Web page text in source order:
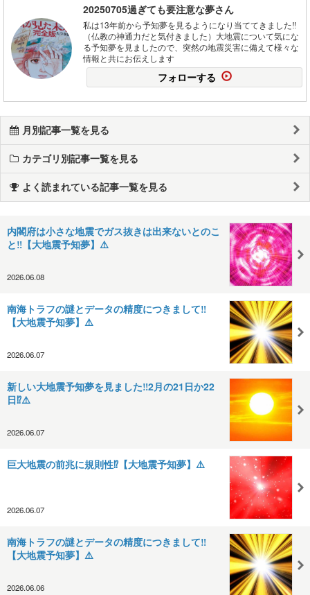
20250705過ぎても要注意な夢さん
私は13年前から予知夢を見るようになり当ててきました‼️
（仏教の神通力だと気付きました）大地震について気にな
る予知夢を見ましたので、突然の地震災害に備えて様々な
情報と共にお伝えします
フォローする
月別記事一覧を見る
カテゴリ別記事一覧を見る
よく読まれている記事一覧を見る
内閣府は小さな地震でガス抜きは出来ないとのこ
と‼️【大地震予知夢】⚠️
2026.06.08
南海トラフの謎とデータの精度につきまして‼️
【大地震予知夢】⚠️
2026.06.07
新しい大地震予知夢を見ました‼️2月の21日か22
日⁉️⚠️
2026.06.07
巨大地震の前兆に規則性⁉️【大地震予知夢】⚠️
2026.06.07
南海トラフの謎とデータの精度につきまして‼️
【大地震予知夢】⚠️
2026.06.06